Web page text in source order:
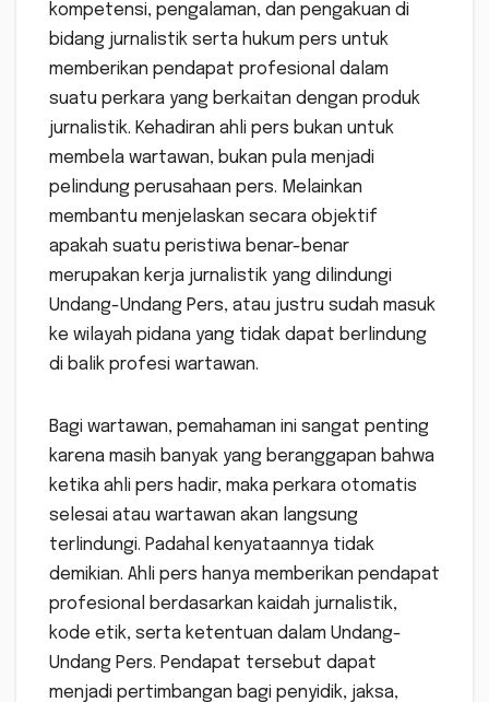
kompetensi, pengalaman, dan pengakuan di
bidang jurnalistik serta hukum pers untuk
memberikan pendapat profesional dalam
suatu perkara yang berkaitan dengan produk
jurnalistik. Kehadiran ahli pers bukan untuk
membela wartawan, bukan pula menjadi
pelindung perusahaan pers. Melainkan
membantu menjelaskan secara objektif
apakah suatu peristiwa benar-benar
merupakan kerja jurnalistik yang dilindungi
Undang-Undang Pers, atau justru sudah masuk
ke wilayah pidana yang tidak dapat berlindung
di balik profesi wartawan.
Bagi wartawan, pemahaman ini sangat penting
karena masih banyak yang beranggapan bahwa
ketika ahli pers hadir, maka perkara otomatis
selesai atau wartawan akan langsung
terlindungi. Padahal kenyataannya tidak
demikian. Ahli pers hanya memberikan pendapat
profesional berdasarkan kaidah jurnalistik,
kode etik, serta ketentuan dalam Undang-
Undang Pers. Pendapat tersebut dapat
menjadi pertimbangan bagi penyidik, jaksa,